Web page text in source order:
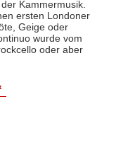
Kammermusik.
ersten Londoner
Geige oder
wurde vom
oder aber